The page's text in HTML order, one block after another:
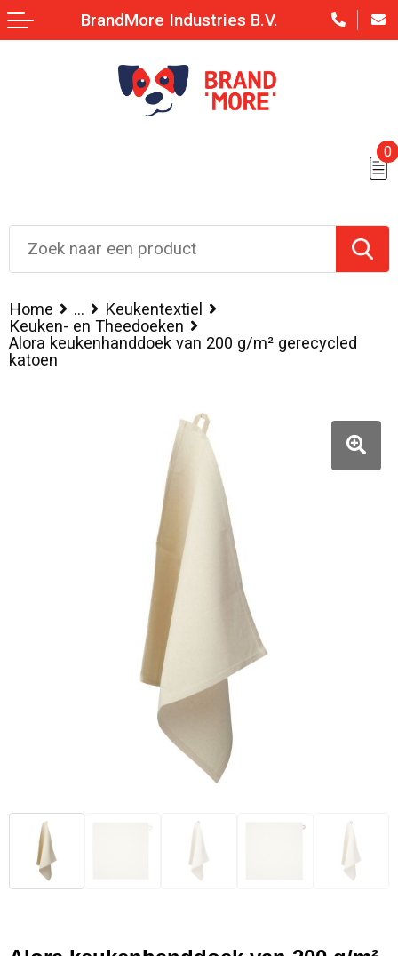
0
BrandMore Industries B.V.
Home ...
Keukentextiel
Keuken- en Theedoeken
Alora keukenhanddoek van 200 g/m² gerecycled
katoen